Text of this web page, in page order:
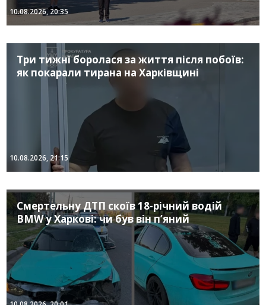
10.08.2026, 20:35
Три тижні боролася за життя після побоїв:
як покарали тирана на Харківщині
10.08.2026, 21:15
Смертельну ДТП скоїв 18-річний водій
BMW у Харкові: чи був він п’яний